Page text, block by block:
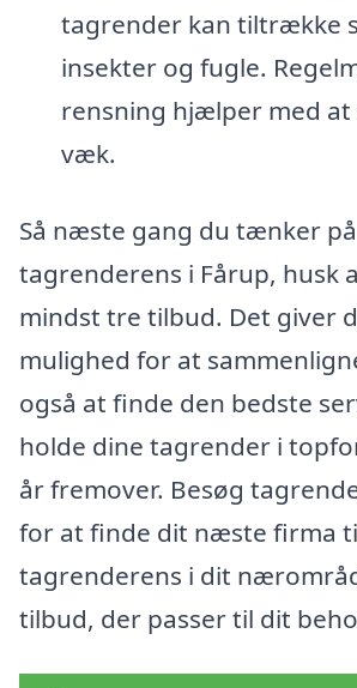
tagrender kan tiltrække
insekter og fugle.
rensning hjælper med at
væk.
Så næste gang du tænker på
tagrenderens i Fårup, husk
mindst tre tilbud. Det giver
mulighed for at
også at finde den bedste
holde dine tagrender i
år fremover. Besøg
for at finde dit næste firma
tagrenderens i dit
tilbud, der passer til dit